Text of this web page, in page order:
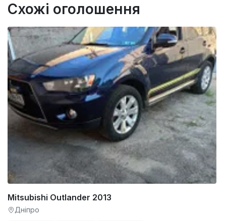
Схожі оголошення
Mitsubishi Outlander 2013
Дніпро